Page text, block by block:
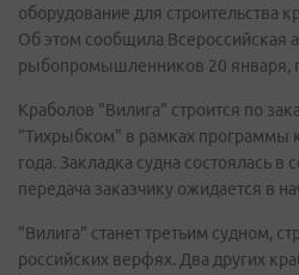
оборудование для строительства
Об этом сообщила Всероссийская
рыбопромышленников 20 января,
Краболов "Вилига" строится по
"Тихрыбком" в рамках программы
года. Закладка судна состоялась в
передача заказчику ожидается в
"Вилига" станет третьим судном,
российских верфях. Два других